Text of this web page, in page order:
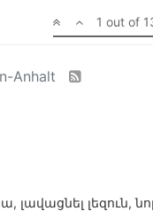
1 out of
Anhalt
լեզուն,